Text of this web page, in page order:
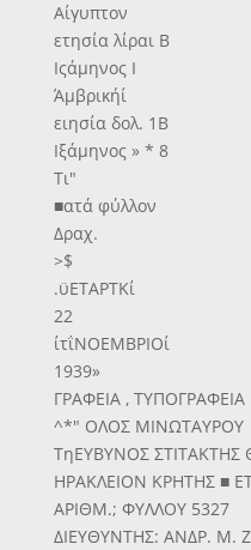
Αίγυπτον
ετησία λίραι Β
Ιςάμηνος Ι
Άμβρικήί
ειησία δολ. 1Β
Ιξάμηνος » * 8
Τι"
■ατά φύλλον
Δραχ.
>$
.ϋΕΤΑΡΤΚί
22
ίτΐΝΟΕΜΒΡΙΟί
1939»
ΓΡΑΦΕΙΑ , ΤΥΠΟΓΡΑΦΕΙΑ
^*" ΟΛΟΣ ΜΙΝΩΤΑΥΡΟΥ
ΤηΕΥΒΥΝΟΣ ΣΤΙΤΑΚΤΗΣ
ΗΡΑΚΛΕΙΟΝ ΚΡΗΤΗΣ ■
ΑΡΙΘΜ.; ΦΥΛΛΟΥ 5327
ΔΙΕΥΘΥΝΤΗΣ: ΑΝΔΡ. Μ.